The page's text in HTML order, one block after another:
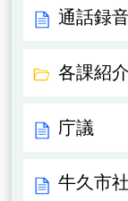
通話録
各課紹介
庁議
牛久市